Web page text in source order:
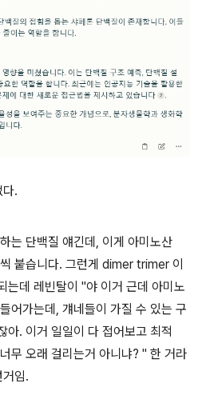
.
는 단백질 얘긴데, 이게 아미노산
붙습니다. 그런게 dimer trimer 이
는데 레빈탈이 "야 이거 근데 아미노
어가는데, 걔네들이 가질 수 있는 구
아. 이거 일일이 다 접어보고 최적
무 오래 걸리는거 아니냐? " 한 거라
임.